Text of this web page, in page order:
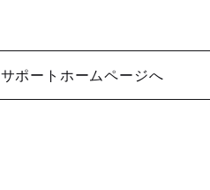
サポートホームページへ